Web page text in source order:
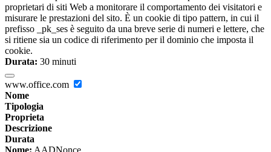
proprietari di siti Web a monitorare il comportamento dei visitatori e
misurare le prestazioni del sito. È un cookie di tipo pattern, in cui il
prefisso _pk_ses è seguito da una breve serie di numeri e lettere, che
si ritiene sia un codice di riferimento per il dominio che imposta il
cookie.
Durata: 30 minuti
www.office.com
Nome
Tipologia
Proprieta
Descrizione
Durata